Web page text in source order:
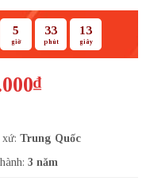
5
giờ
33
phút
12
giây
₫Giá
là:
3.800.000₫.
xứ: Trung Quốc
3 năm